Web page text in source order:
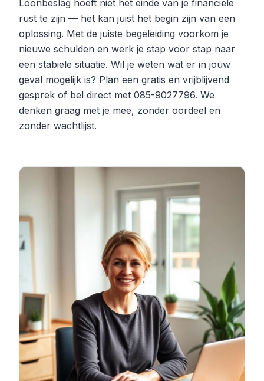
Loonbeslag hoeft niet het einde van je financiële
rust te zijn — het kan juist het begin zijn van een
oplossing. Met de juiste begeleiding voorkom je
nieuwe schulden en werk je stap voor stap naar
een stabiele situatie. Wil je weten wat er in jouw
geval mogelijk is? Plan een gratis en vrijblijvend
gesprek of bel direct met 085-9027796. We
denken graag met je mee, zonder oordeel en
zonder wachtlijst.